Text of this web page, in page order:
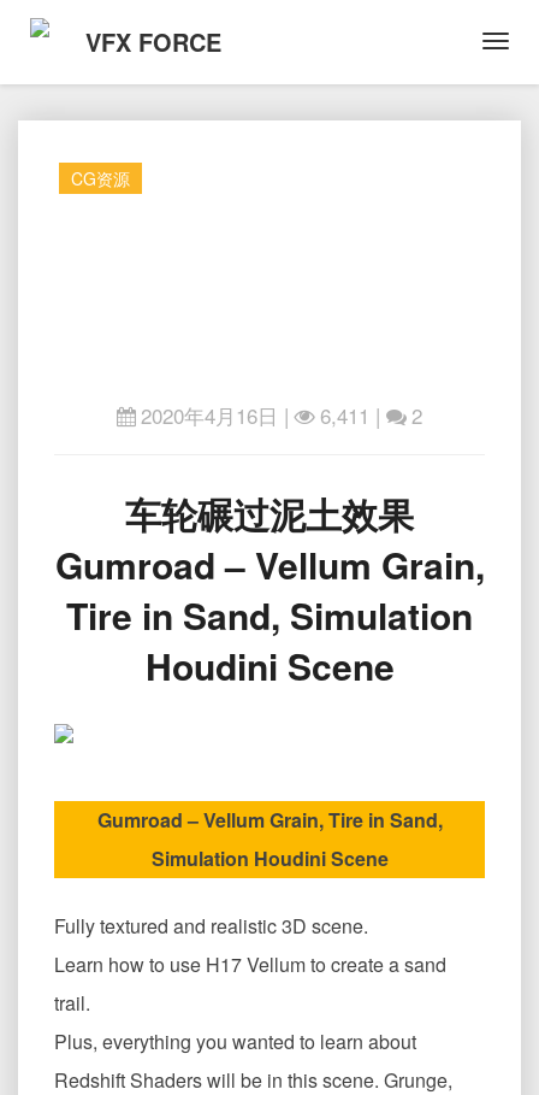
VFX FORCE
CG资源
2020年4月16日 | 6,411 | 2
车
轮
碾
过
泥
土
效
果
Tire
Sand,
Houdini
Scene
车轮碾过泥土效果
Gumroad – Vellum Grain,
Tire in Sand, Simulation
Houdini Scene
Gumroad – Vellum Grain, Tire in Sand,
Simulation Houdini Scene
Fully textured and realistic 3D scene.
Learn how to use H17 Vellum to create a sand
trail.
Plus, everything you wanted to learn about
Redshift Shaders will be in this scene. Grunge,